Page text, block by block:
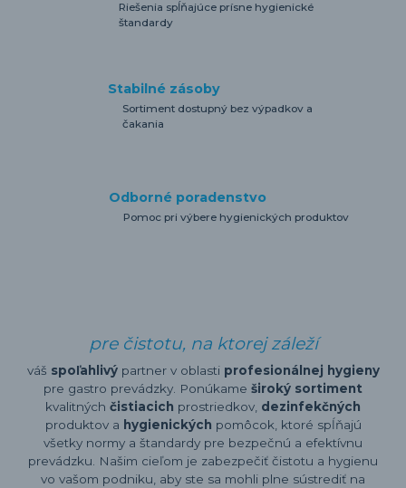
Riešenia spĺňajúce prísne hygienické
štandardy
Stabilné zásoby
Sortiment dostupný bez výpadkov a
čakania
Odborné poradenstvo
Pomoc pri výbere hygienických produktov
pre čistotu, na ktorej záleží
váš spoľahlivý partner v oblasti profesionálnej hygieny
pre gastro prevádzky. Ponúkame široký sortiment
kvalitných čistiacich prostriedkov, dezinfekčných
produktov a hygienických pomôcok, ktoré spĺňajú
všetky normy a štandardy pre bezpečnú a efektívnu
prevádzku. Našim cieľom je zabezpečiť čistotu a hygienu
vo vašom podniku, aby ste sa mohli plne sústrediť na